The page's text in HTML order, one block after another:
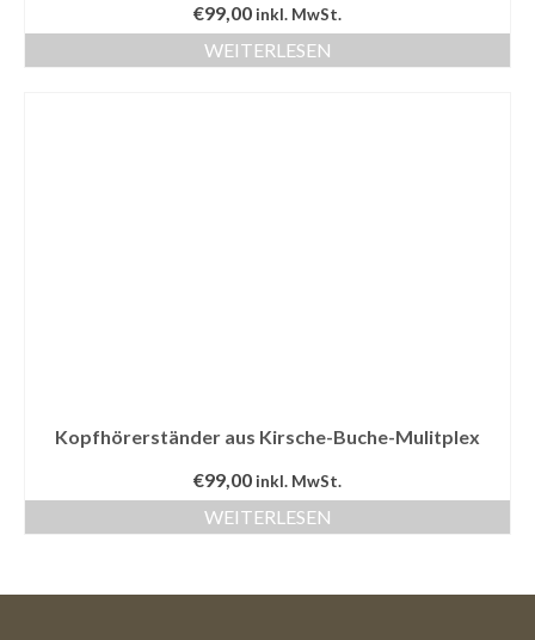
€99,00 inkl. MwSt.
WEITERLESEN
Kopfhörerständer aus Kirsche-Buche-Mulitplex
€99,00 inkl. MwSt.
WEITERLESEN